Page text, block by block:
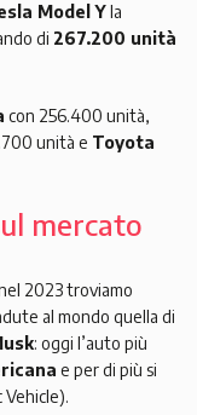
Model Yla
di 267.200 unità
con 256.400 unità,
unità e Toyota
mercato
2023 troviamo
al mondo quella di
: oggi l’auto più
e per di più si